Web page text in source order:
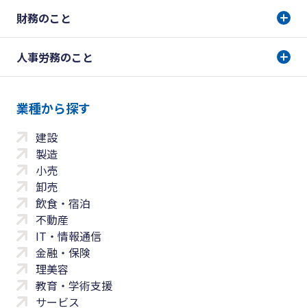
財務のこと
人事労務のこと
業種から探す
建設
製造
小売
卸売
飲食・宿泊
不動産
IT・情報通信
金融・保険
理美容
教育・学術支援
サービス